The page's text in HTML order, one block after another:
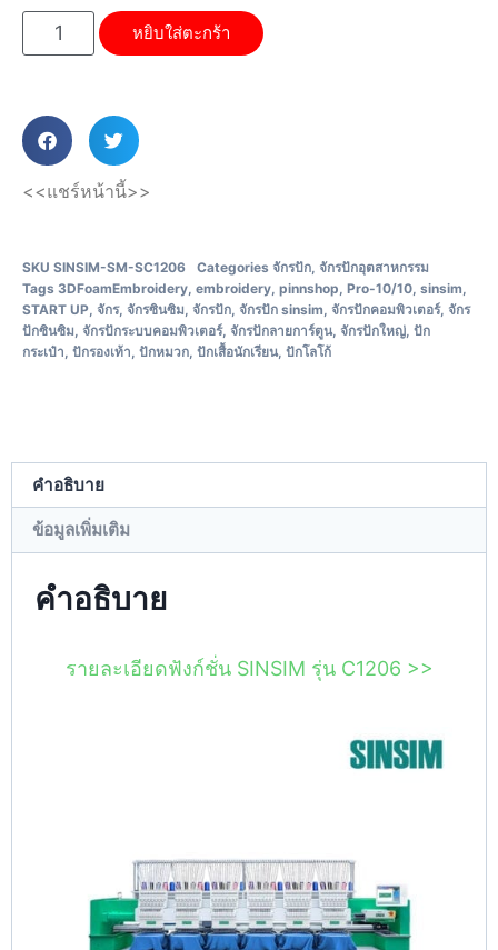
หยิบใส่ตะกร้า
<<แชร์หน้านี้>>
SKU SINSIM-SM-SC1206 Categories จักรปัก จักรปักอุตสาหกรรม
Tags 3DFoamEmbroidery embroidery pinnshop Pro-10/10 sinsim
START UP จักร, จักรซินซิม จักรปัก จักรปัก sinsim จักรปักคอมพิวเตอร์, จักร
ปักซินซิม จักรปักระบบคอมพิวเตอร์, จักรปักลายการ์ตูน, จักรปักใหญ่ ปัก
กระเป๋า ปักรองเท้า ปักหมวก ปักเสื้อนักเรียน, ปักโลโก้
คำอธิบาย
ข้อมูลเพิ่มเติม
คำอธิบาย
รายละเอียดฟังก์ชั่น SINSIM รุ่น C1206 >>